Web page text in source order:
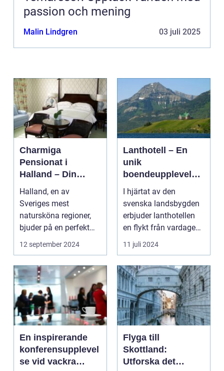
passion och mening
Malin Lindgren 03 juli 2025
Charmiga
Pensionat i
Halland – Din
Guide till Ett
Bekymmersfritt
Getaway
Halland, en av
Sveriges mest
natursköna regioner,
bjuder på en perfekt
kombination av idy...
12 september 2024
Lanthotell – En
unik
boendeupplevelse
i harmoni med
naturen
I hjärtat av den
svenska landsbygden
erbjuder lanthotellen
en flykt från vardagens
hektik...
11 juli 2024
En inspirerande
konferensupplevel
se vid vackra
Flyga till
Skottland:
Utforska det